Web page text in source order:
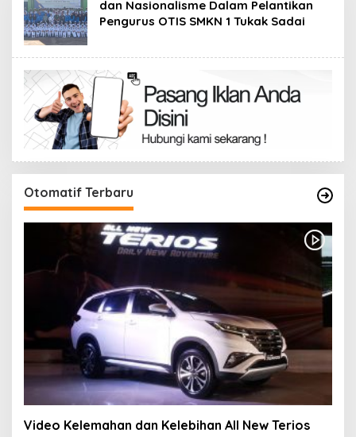
dan Nasionalisme Dalam Pelantikan
Pengurus OTIS SMKN 1 Tukak Sadai
Otomatif Terbaru
Video Kelemahan dan Kelebihan All New Terios